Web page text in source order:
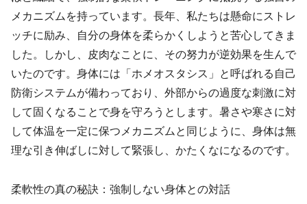
メカニズムを持っています。長年、私たちは懸命にストレ
ッチに励み、自分の身体を柔らかくしようと苦心してきま
した。しかし、皮肉なことに、その努力が逆効果を生んで
いたのです。身体には「ホメオスタシス」と呼ばれる自己
防衛システムが備わっており、外部からの過度な刺激に対
して固くなることで身を守ろうとします。暑さや寒さに対
して体温を一定に保つメカニズムと同じように、身体は無
理な引き伸ばしに対して緊張し、かたくなになるのです。
柔軟性の真の秘訣：強制しない身体との対話